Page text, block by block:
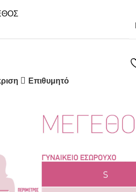
Επιθυμητό